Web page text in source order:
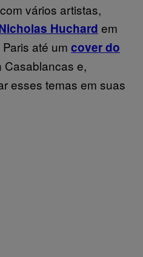
vários artistas,
Huchard em
até um cover do
Casablancas e,
esses temas em suas